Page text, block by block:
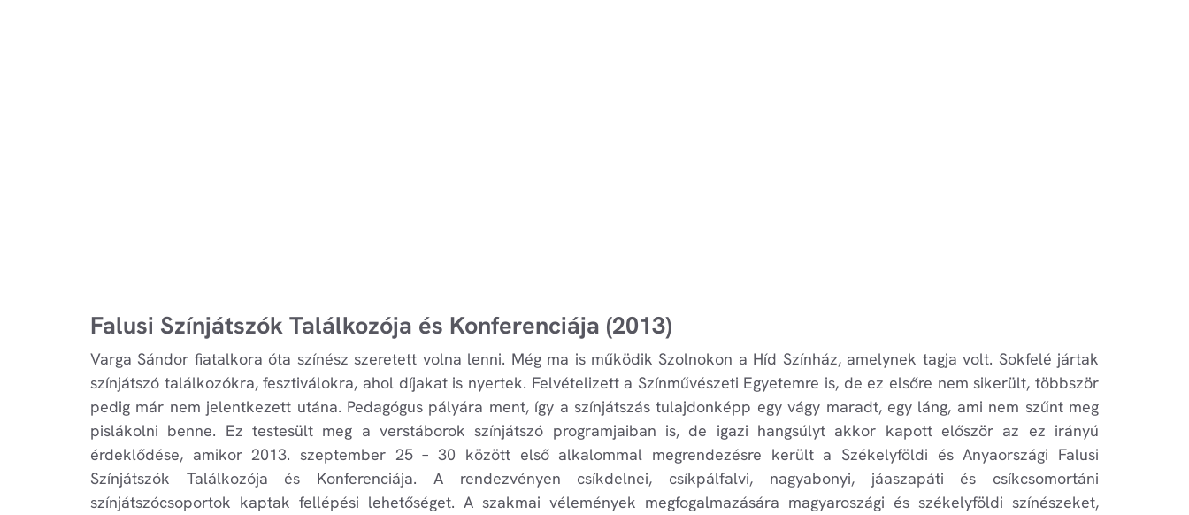
Falusi Színjátszók Találkozója és Konferenciája (2013)
Varga Sándor fiatalkora óta színész szeretett volna lenni. Még ma is működik Szolnokon a Híd Színház, amelynek tagja volt. Sokfelé jártak
színjátszó találkozókra, fesztiválokra, ahol díjakat is nyertek. Felvételizett a Színművészeti Egyetemre is, de ez elsőre nem sikerült, többször
pedig már nem jelentkezett utána. Pedagógus pályára ment, így a színjátszás tulajdonképp egy vágy maradt, egy láng, ami nem szűnt meg
pislákolni benne. Ez testesült meg a verstáborok színjátszó programjaiban is, de igazi hangsúlyt akkor kapott először az ez irányú
érdeklődése, amikor 2013. szeptember 25 – 30 között első alkalommal megrendezésre került a Székelyföldi és Anyaországi Falusi
Színjátszók Találkozója és Konferenciája. A rendezvényen csíkdelnei, csíkpálfalvi, nagyabonyi, jáaszapáti és csíkcsomortáni
színjátszócsoportok kaptak fellépési lehetőséget. A szakmai vélemények megfogalmazására magyaroszági és székelyföldi színészeket,